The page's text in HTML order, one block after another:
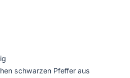
schwarzen Pfeffer aus